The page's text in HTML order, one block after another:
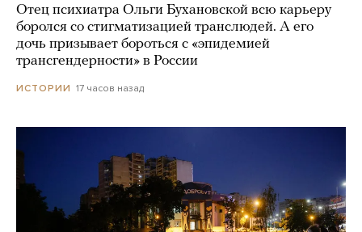
Отец психиатра Ольги Бухановской всю карьеру
боролся со стигматизацией транслюдей. А его
дочь призывает бороться с «эпидемией
трансгендерности» в России
ИСТОРИИ 17 часов назад